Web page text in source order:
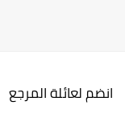
انضم لعائلة المرجع